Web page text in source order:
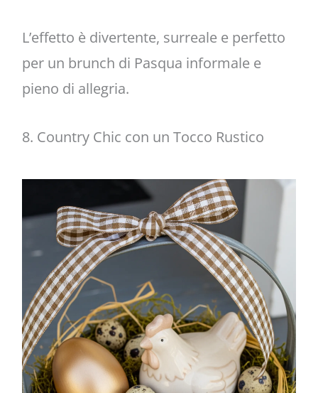
L’effetto è divertente, surreale e perfetto
per un brunch di Pasqua informale e
pieno di allegria.
8. Country Chic con un Tocco Rustico